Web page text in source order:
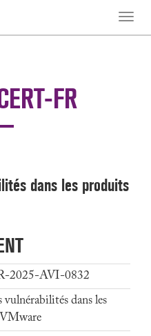
Toggle
FR
dans les produits
2025-AVI-0832
dans les